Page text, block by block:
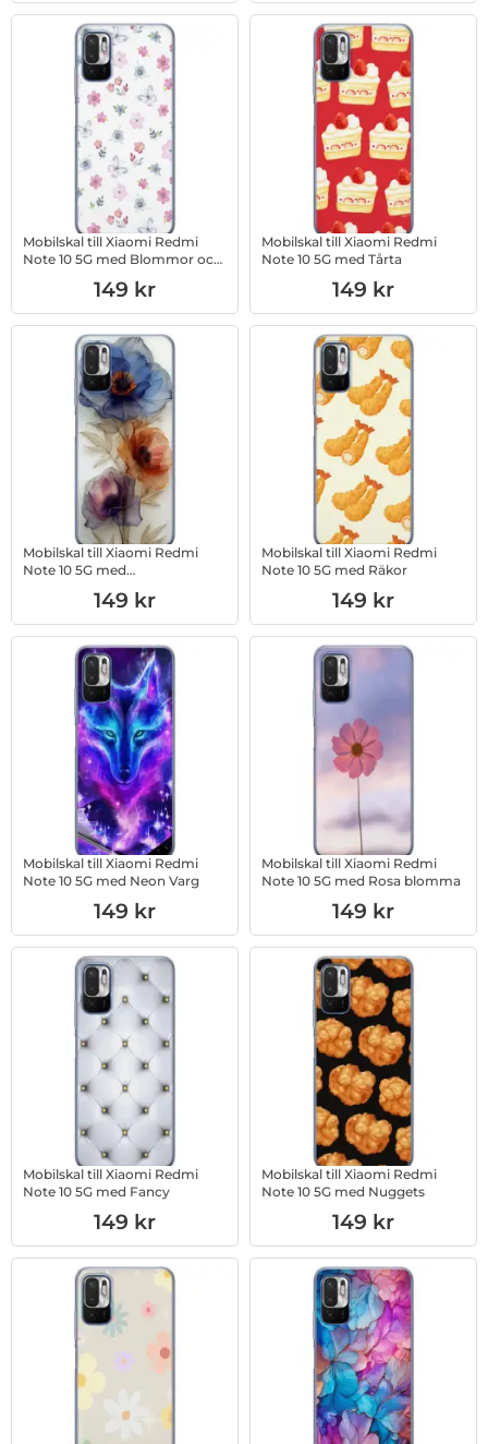
Mobilskal till Xiaomi Redmi
Note 10 5G med Blommor och
Art. nr 1003017159
149 kr
Mobilskal till Xiaomi Redmi
Note 10 5G med Tårta
Art. nr 1003017160
149 kr
Mobilskal till Xiaomi Redmi
Note 10 5G med
Art. nr 1003017161
149 kr
Mobilskal till Xiaomi Redmi
Note 10 5G med Räkor
Art. nr 1003017162
149 kr
Mobilskal till Xiaomi Redmi
Note 10 5G med Neon Varg
Art. nr 1003017163
149 kr
Mobilskal till Xiaomi Redmi
Note 10 5G med Rosa blomma
Art. nr 1003017164
149 kr
Mobilskal till Xiaomi Redmi
Note 10 5G med Fancy
Art. nr 1003017165
149 kr
Mobilskal till Xiaomi Redmi
Note 10 5G med Nuggets
Art. nr 1003017166
149 kr